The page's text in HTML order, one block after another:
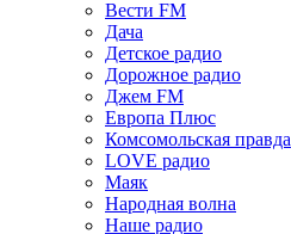
Вести FM
Дача
Детское радио
Дорожное радио
Джем FM
Европа Плюс
Комсомольская правда
LOVE радио
Маяк
Народная волна
Наше радио